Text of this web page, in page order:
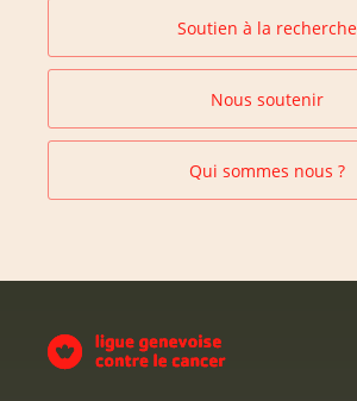
Soutien à la recherche
Nous soutenir
Qui sommes nous ?